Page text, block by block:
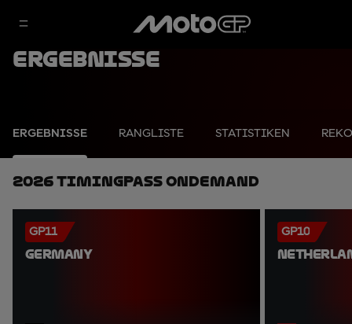
Ergebnisse
ERGEBNISSE RANGLISTE STATISTIKEN
2026 TimingPass OnDemand
GP11
GERMANY
GP10